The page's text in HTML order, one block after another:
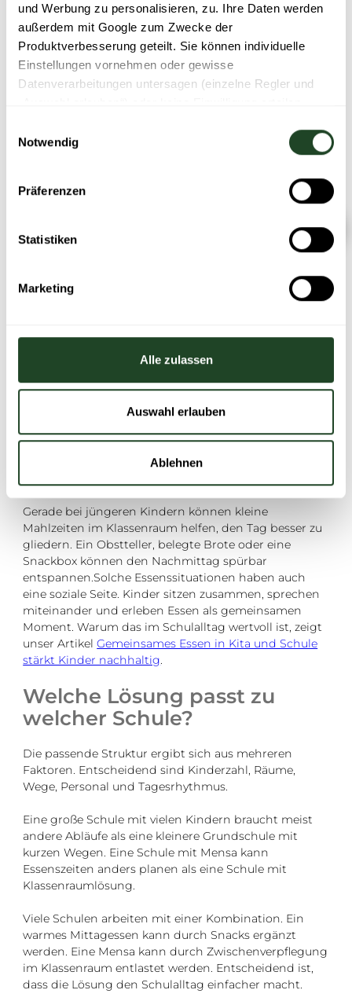
und Werbung zu personalisieren, zu. Ihre Daten werden
außerdem mit Google zum Zwecke der
Produktverbesserung geteilt. Sie können individuelle
Einstellungen vornehmen oder gewisse
Datenverarbeitungen untersagen (einzelne Regler und
für die Funktionalität der Webseite technisch erforderlich.
Notwendig
Präferenzen
Statistiken
Marketing
Alle zulassen
Auswahl erlauben
Ablehnen
Eine Container-Mensa kann weit mehr
lebendigen Treffpunkt im Schulalltag
im Klassenraum sinnvoll?
ergänzen. Sie eignen sich besonders für
Zwischenmahlzeiten, längere Nachmittage oder
Struktur aufgebaut ist.
Für Kinder ist der Klassenraum vertraut. Dadurch
entstehen oft ruhige Essensmomente mit kurzen
Regeln: Wann wird gegessen? Wo stehen die
Lebensmittel? Wie wird danach aufgeräumt?
Gerade bei jüngeren Kindern können kleine
Mahlzeiten im Klassenraum helfen, den Tag besser zu
gliedern. Ein Obstteller, belegte Brote oder eine
Snackbox können den Nachmittag spürbar
entspannen.Solche Essenssituationen haben auch
eine soziale Seite. Kinder sitzen zusammen, sprechen
miteinander und erleben Essen als gemeinsamen
Moment. Warum das im Schulalltag wertvoll ist, zeigt
unser ArtikelGemeinsames Essen in Kita und Schule
stärkt Kinder nachhaltig.
Welche Lösung passt zu
welcher Schule?
Die passende Struktur ergibt sich aus mehreren
Faktoren. Entscheidend sind Kinderzahl, Räume,
Wege, Personal und Tagesrhythmus.
Eine große Schule mit vielen Kindern braucht meist
andere Abläufe als eine kleinere Grundschule mit
kurzen Wegen. Eine Schule mit Mensa kann
Essenszeiten anders planen als eine Schule mit
Klassenraumlösung.
Viele Schulen arbeiten mit einer Kombination. Ein
warmes Mittagessen kann durch Snacks ergänzt
werden. Eine Mensa kann durch Zwischenverpflegung
im Klassenraum entlastet werden. Entscheidend ist,
dass die Lösung den Schulalltag einfacher macht.